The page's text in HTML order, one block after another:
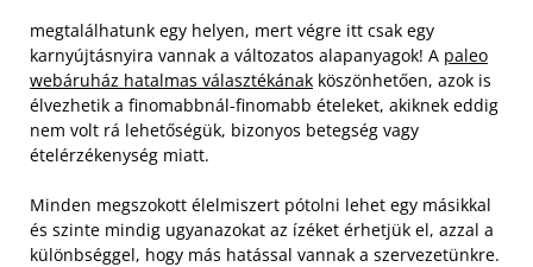
megtalálhatunk egy helyen, mert végre itt csak egy
karnyújtásnyira vannak a változatos alapanyagok! A paleo
webáruház hatalmas választékának köszönhetően, azok is
élvezhetik a finomabbnál-finomabb ételeket, akiknek eddig
nem volt rá lehetőségük, bizonyos betegség vagy
ételérzékenység miatt.
Minden megszokott élelmiszert pótolni lehet egy másikkal
és szinte mindig ugyanazokat az ízéket érhetjük el, azzal a
különbséggel, hogy más hatással vannak a szervezetünkre.